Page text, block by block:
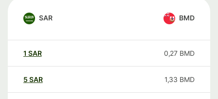
SAR BMD
1 SAR 0,27 BMD
5 SAR 1,33 BMD